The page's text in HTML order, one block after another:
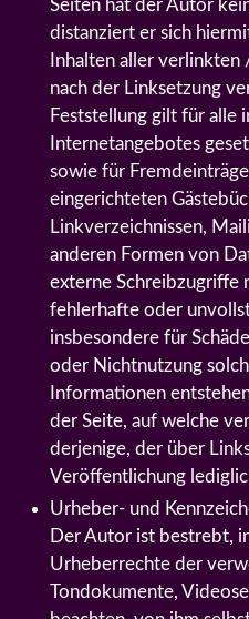
Seiten hat der Autor
distanziert er sich
Inhalten aller
nach der Linksetzung
Feststellung gilt für alle
Internetangebotes
sowie für
eingerichteten
Linkverzeichnissen,
anderen Formen von
externe Schreibzugriffe
fehlerhafte oder
insbesondere für
oder Nichtnutzung
Informationen
der Seite, auf welche
derjenige, der über
Veröffentlichung
Urheber- und
Der Autor ist bestrebt,
Urheberrechte der
Tondokumente,